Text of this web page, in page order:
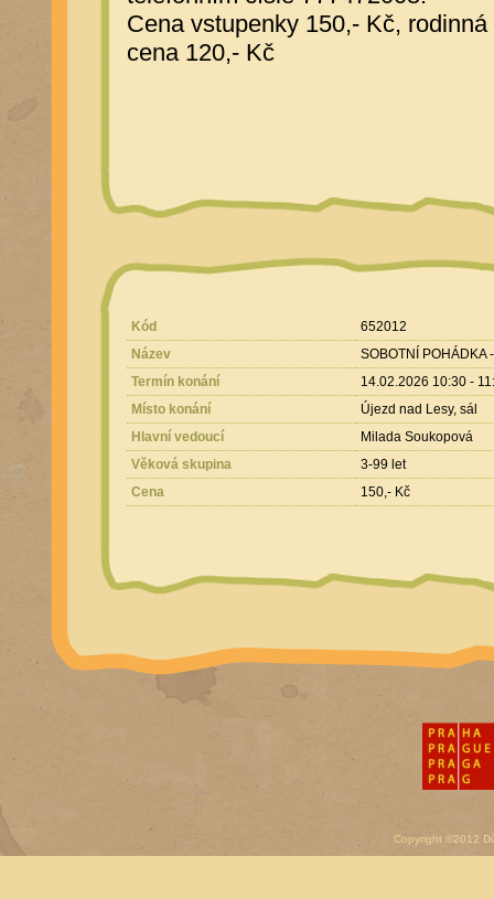
Cena vstupenky 150,- Kč,
cena 120,- Kč
Kód
652012
Název
SOBOTNÍ POHÁDKA
Termín konání
14.02.2026 10:30 -
Místo konání
Újezd nad Lesy, sál
Hlavní vedoucí
Milada Soukopová
Věková skupina
3-99 let
Cena
150,- Kč
Copyright ©2012